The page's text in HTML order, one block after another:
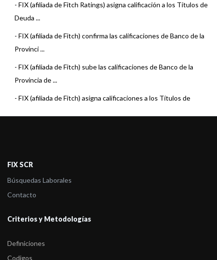
- FIX (afiliada de Fitch Ratings) asigna calificación a los Títulos de
Deuda ...
- FIX (afiliada de Fitch) confirma las calificaciones de Banco de la
Provinci ...
- FIX (afiliada de Fitch) sube las calificaciones de Banco de la
Provincia de ...
- FIX (afiliada de Fitch) asigna calificaciones a los Títulos de
- FIX revisó a Estable la perspectiva de varias Entidades
FIX (afiliada de Fitch) asigna calificaciones a Banco de la
-FIX (afiliada de Fitch Ratings) confirmó las calificaciones de
FIX SCR
Búsquedas Laborales
Contacto
Criterios y Metodologías
Definiciones
Codigos